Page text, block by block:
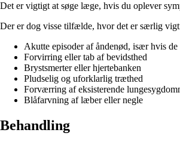
Det er vigtigt at søge læge, hvis du oplever
Der er dog visse tilfælde, hvor det er særlig
Akutte episoder af åndenød, især hvis
Forvirring eller tab af bevidsthed
Brystsmerter eller hjertebanken
Pludselig og uforklarlig træthed
Forværring af eksisterende
Blåfarvning af læber eller negle
Behandling